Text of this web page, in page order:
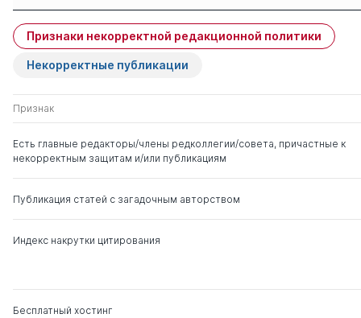
Крившенко Лина
Поликарповна
0 2
Мардахаев Лев
Владимирович
Виленский Михаил
Яковлевич
д. пед.н.
Илларионова Людмила
д. пед.н. 0 6
Павловна
Признаки некорректной редакционной политики
Некорректные публикации
Признак
Есть главные редакторы/члены редколлегии/совета, причастные к
некорректным защитам и/или публикациям
Публикация статей с загадочным авторством
Индекс накрутки цитирования
Бесплатный хостинг